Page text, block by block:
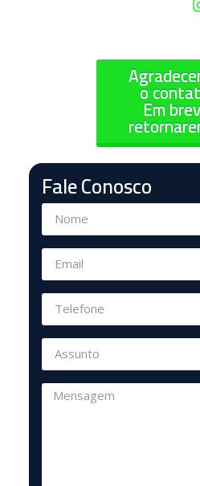
o
Em
Fale Conosco